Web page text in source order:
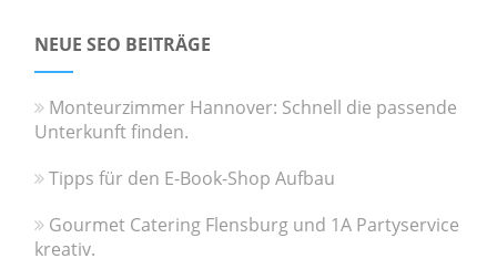
NEUE SEO BEITRÄGE
Monteurzimmer Hannover: Schnell die passende
Unterkunft finden.
Tipps für den E-Book-Shop Aufbau
Gourmet Catering Flensburg und 1A Partyservice
kreativ.